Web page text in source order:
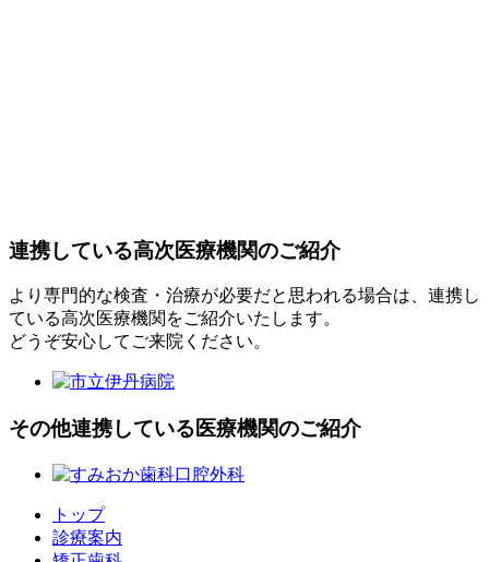
連携している高次医療機関のご紹介
より専門的な検査・治療が必要だと思われる場合は、連携し
ている高次医療機関をご紹介いたします。
どうぞ安心してご来院ください。
その他連携している医療機関のご紹介
トップ
診療案内